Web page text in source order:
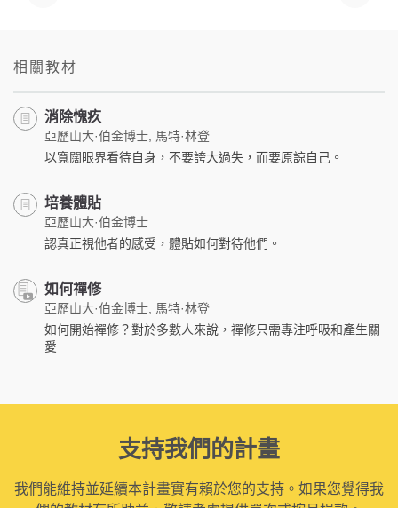
相關教材
消除愧疚
亞歷山大·伯金博士, 馬特·林登
以寬闊眼界看待自身，不要誇大過失，而要原諒自己。
培養體貼
亞歷山大·伯金博士
認真正視他者的感受，體貼如何對待他們。
如何禪修
亞歷山大·伯金博士, 馬特·林登
如何開始禪修？對於多數人來說，禪修只需專注呼吸和產生關
愛
支持我們的計畫
我們能維持並延續本計畫實有賴於您的支持。如果您覺得我